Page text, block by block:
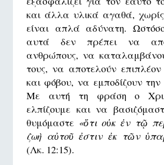
και άλλα υλικά αγαθά,
είναι απλά αδύνατη.
αυτά δεν πρέπει να
ανθρώπους, να
τους, να αποτελούν
και φόβου, να εμποδίζουν
Με αυτή τη φράση ο
ελπίζουμε και να
θυμόμαστε «ὅτι οὐκ ἐν τῷ
ζωὴ αὐτοῦ ἐστιν ἐκ τῶν
(Λκ. 12:15).